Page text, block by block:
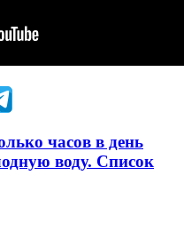
часов в день
воду. Список